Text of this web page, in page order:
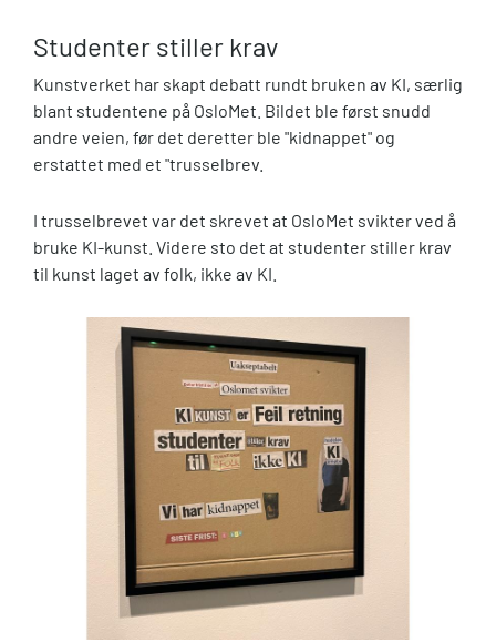
Studenter stiller krav
Kunstverket har skapt debatt rundt bruken av KI, særlig
blant studentene på OsloMet. Bildet ble først snudd
andre veien, før det deretter ble "kidnappet" og
erstattet med et "trusselbrev.
I trusselbrevet var det skrevet at OsloMet svikter ved å
bruke KI-kunst. Videre sto det at studenter stiller krav
til kunst laget av folk, ikke av KI.